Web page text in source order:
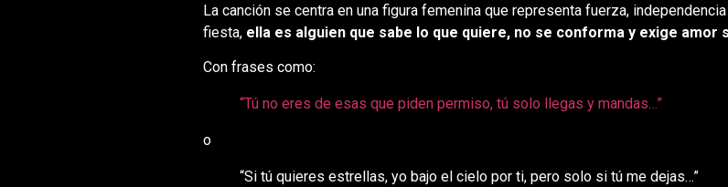
La canción se centra en una figura femenina que representa fuerza,
fiesta, ella es alguien que sabe lo que quiere, no se conforma y exige amor
Con frases como:
“Tú no eres de esas que piden permiso, tú solo llegas y mandas…”
o
“Si tú quieres estrellas, yo bajo el cielo por ti, pero solo si tú me dejas…”